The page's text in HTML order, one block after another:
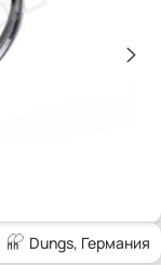
Dungs, Германия